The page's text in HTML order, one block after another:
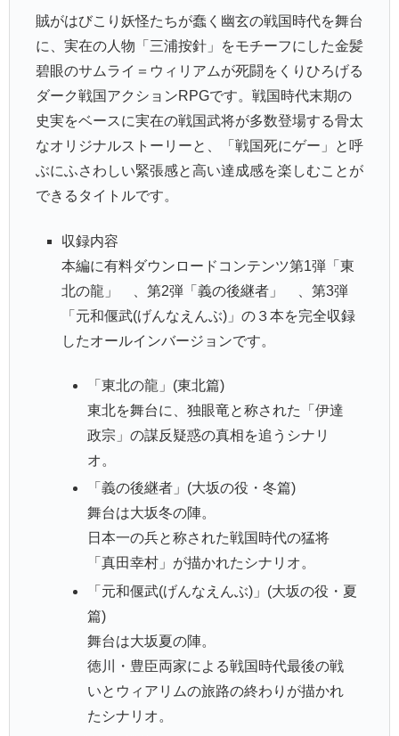
賊がはびこり妖怪たちが蠢く幽玄の戦国時代を舞台
に、実在の人物「三浦按針」をモチーフにした金髪
碧眼のサムライ＝ウィリアムが死闘をくりひろげる
ダーク戦国アクションRPGです。戦国時代末期の
史実をベースに実在の戦国武将が多数登場する骨太
なオリジナルストーリーと、「戦国死にゲー」と呼
ぶにふさわしい緊張感と高い達成感を楽しむことが
できるタイトルです。
収録内容
本編に有料ダウンロードコンテンツ第1弾「東
北の龍」 、第2弾「義の後継者」 、第3弾
「元和偃武(げんなえんぶ)」の３本を完全収録
したオールインバージョンです。
「東北の龍」(東北篇)
東北を舞台に、独眼竜と称された「伊達
政宗」の謀反疑惑の真相を追うシナリ
オ。
「義の後継者」(大坂の役・冬篇)
舞台は大坂冬の陣。
日本一の兵と称された戦国時代の猛将
「真田幸村」が描かれたシナリオ。
「元和偃武(げんなえんぶ)」(大坂の役・夏
篇)
舞台は大坂夏の陣。
徳川・豊臣両家による戦国時代最後の戦
いとウィアリムの旅路の終わりが描かれ
たシナリオ。